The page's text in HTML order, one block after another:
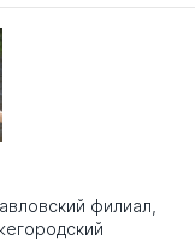
филиал,